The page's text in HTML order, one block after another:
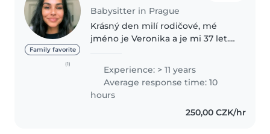
Family favorite
(1)
Babysitter in Prague
Krásný den milí rodičové, mé
jméno je Veronika a je mi 37 let.
mladším sourozencům, takže se
aktivně dětem věnuji už spoustu
let . Během Covidu jsem
pomáhala..
Experience: > 11 years
Average response time: 10
hours
250,00 CZK/hr